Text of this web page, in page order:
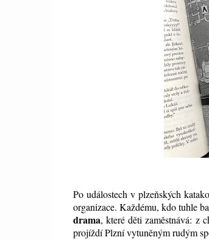
Po událostech v plzeňských
organizace. Každému, kdo tuhle
drama, které děti zaměstnává: z
projíždí Plzní vytuněným rudým